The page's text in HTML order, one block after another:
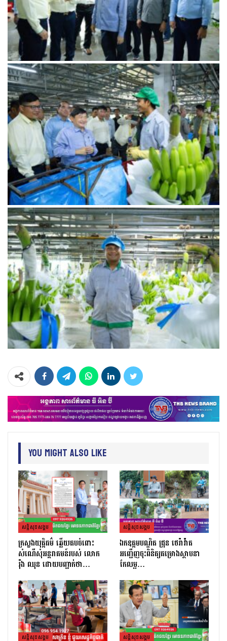
You Might Also Like
សន្តិសុខសង្គម
ក្រសួងយុត្តិធម៌ ឆ្លើយតបចំពោះ
សំណើសុំអន្តរាគមន៍របស់ លោក
រ៉ុង ឈុន ដោយបញ្ជាក់ថា…
សន្តិសុខសង្គម
ឯកឧត្តមបណ្ឌិត ជ្រុន ថេរ៉ាវ៉ាត
អញ្ជើញចុះពិនិត្យគម្រោងស្ថាបនា
កែលម្អ…
សន្តិសុខសង្គម សន្តិសុខសង្គម